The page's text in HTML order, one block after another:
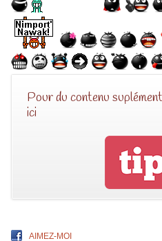
Pour du contenu
ici
AIMEZ-MOI